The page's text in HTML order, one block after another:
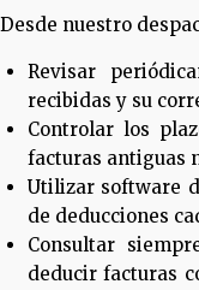
Desde nuestro
Revisar
recibidas y su
Controlar los
facturas antiguas
Utilizar software
de deducciones
Consultar
deducir facturas